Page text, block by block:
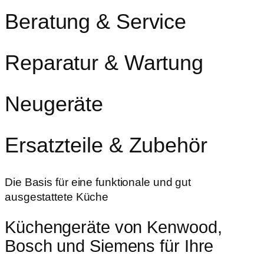
Beratung & Service
Reparatur & Wartung
Neugeräte
Ersatzteile & Zubehör
Die Basis für eine funktionale und gut
ausgestattete Küche
Küchengeräte von Kenwood,
Bosch und Siemens für Ihre